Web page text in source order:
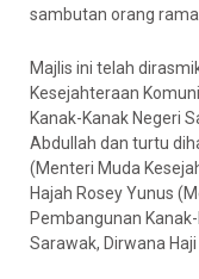
sambutan orang
Majlis ini telah
Kesejahteraan
Kanak-Kanak Negeri
Abdullah dan turtu
(Menteri Muda
Hajah Rosey Yunus
Pembangunan
Sarawak, Dirwana Haji